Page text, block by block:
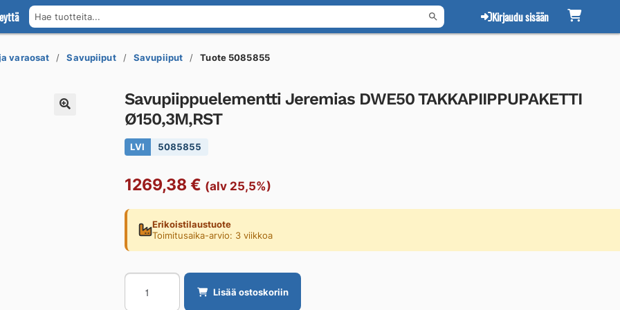
Hae tuotteita... Kirjaudu sisään
varaosat Savupiiput Savupiiput Tuote 5085855
Savupiippuelementti Jeremias DWE50 TAKKAPIIPPUPAKETTI
Ø150,3M,RST
LVI 5085855
1269,38 € (alv 25,5%)
Erikoistilaustuote
Toimitusaika-arvio: 3 viikkoa
Savupiippuelementti
Jeremias
Lisää ostoskoriin